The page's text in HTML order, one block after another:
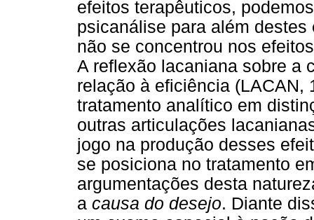
efeitos terapêuticos,
psicanálise para além
não se concentrou nos
A reflexão lacaniana sobre a
relação à eficiência (LACAN,
tratamento analítico em
outras articulações
jogo na produção desses
se posiciona no tratamento
argumentações desta
a causa do desejo. Diante